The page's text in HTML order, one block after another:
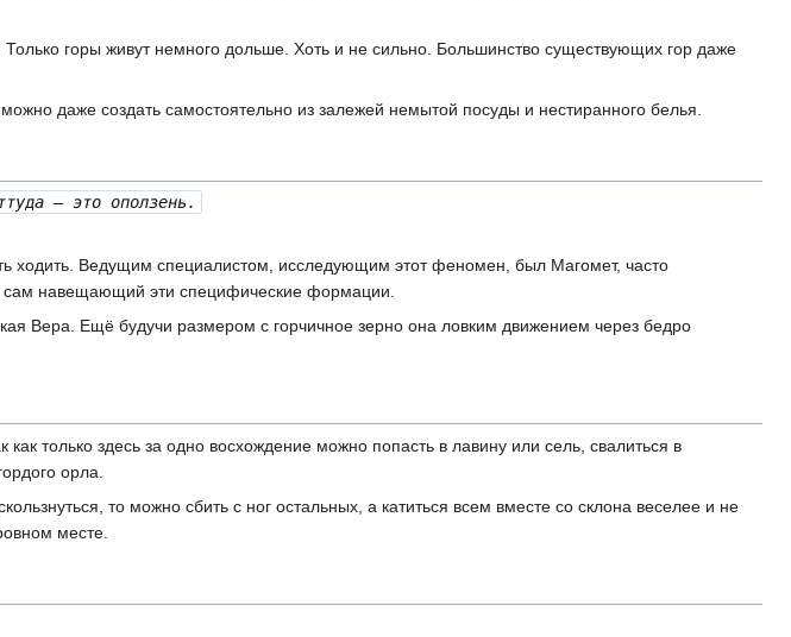
горы живут немного дольше. Хоть и не сильно. Большинство существующих гор даже
даже создать самостоятельно из залежей немытой посуды и нестиранного белья.
— это оползень.
ходить. Ведущим специалистом, исследующим этот феномен, был Магомет, часто
сам навещающий эти специфические формации.
Вера. Ещё будучи размером с горчичное зерно она ловким движением через бедро
как только здесь за одно восхождение можно попасть в лавину или сель, свалиться в
орла.
то можно сбить с ног остальных, а катиться всем вместе со склона веселее и не
месте.